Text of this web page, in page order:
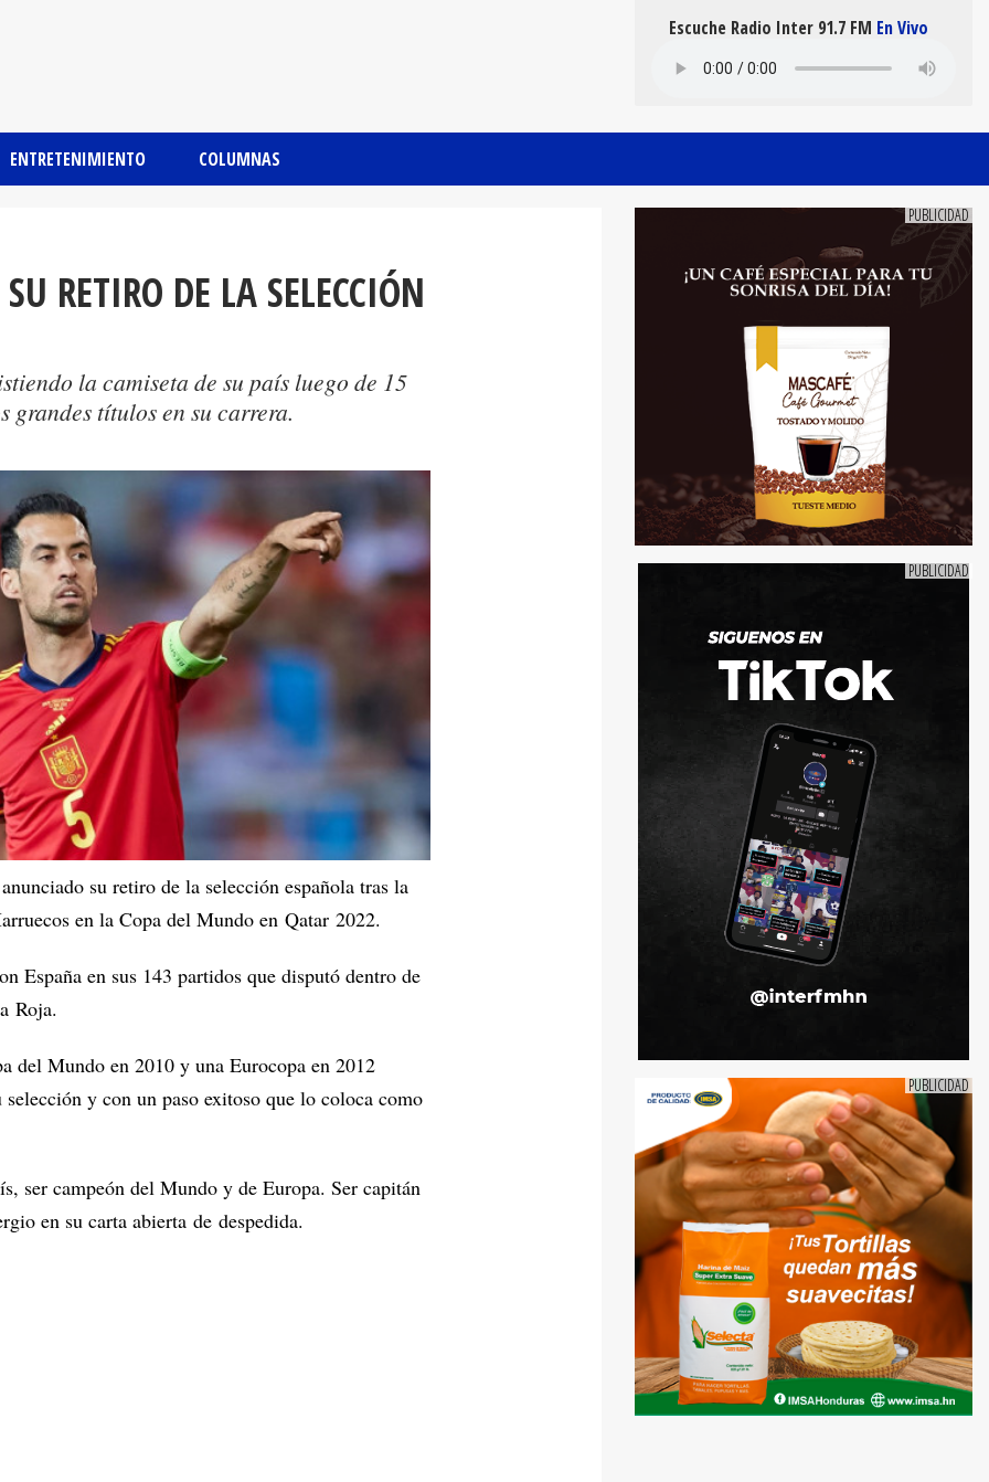
ENTRETENIMIENTO COLUMNAS
Escuche Radio Inter 91.7 FM En Vivo
RETIRO DE LA SELECCIÓN
la camiseta de su país luego de 15
grandes títulos en su carrera.
su retiro de la selección española tras la
en la Copa del Mundo en Qatar 2022.
España en sus 143 partidos que disputó dentro de
Roja.
del Mundo en 2010 y una Eurocopa en 2012
y con un paso exitoso que lo coloca como
ser campeón del Mundo y de Europa. Ser capitán
en su carta abierta de despedida.